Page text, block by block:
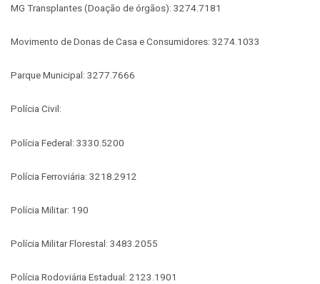
MG Transplantes (Doação de órgãos): 3274.7181
Movimento de Donas de Casa e Consumidores: 3274.1033
Parque Municipal: 3277.7666
Polícia Civil:
Polícia Federal: 3330.5200
Polícia Ferroviária: 3218.2912
Polícia Militar: 190
Polícia Militar Florestal: 3483.2055
Polícia Rodoviária Estadual: 2123.1901